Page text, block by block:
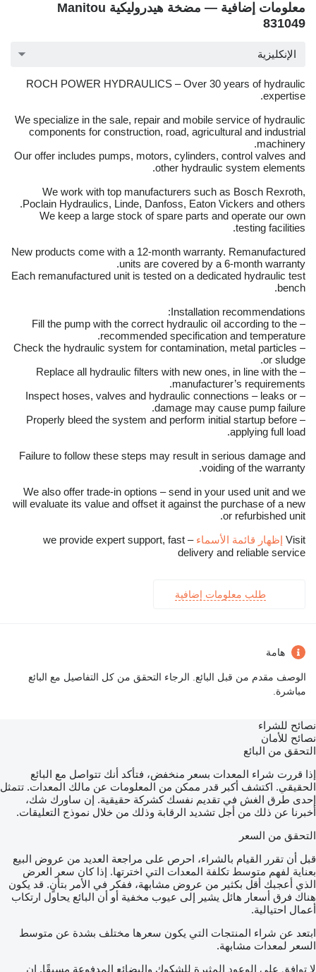
معلومات إضافية — مضخة هيدروليكية Manitou
831049
الإنكليزية
ROCH POWER HYDRAULICS – Over 30 years of hydraulic
expertise.
We specialize in the sale, repair and mobile service of hydraulic
components for construction, road, agricultural and industrial
machinery.
Our offer includes pumps, motors, cylinders, control valves and
other hydraulic system elements.
We work with top manufacturers such as Bosch Rexroth,
Poclain Hydraulics, Linde, Danfoss, Eaton Vickers and others.
We keep a large stock of spare parts and operate our own
testing facilities.
New products come with a 12-month warranty. Remanufactured
units are covered by a 6-month warranty.
Each remanufactured unit is tested on a dedicated hydraulic test
bench.
Installation recommendations:
– Fill the pump with the correct hydraulic oil according to the
recommended specification and temperature.
– Check the hydraulic system for contamination, metal particles
or sludge.
– Replace all hydraulic filters with new ones, in line with the
manufacturer’s requirements.
– Inspect hoses, valves and hydraulic connections – leaks or
damage may cause pump failure.
– Properly bleed the system and perform initial startup before
applying full load.
Failure to follow these steps may result in serious damage and
voiding of the warranty.
We also offer trade-in options – send in your used unit and we
will evaluate its value and offset it against the purchase of a new
or refurbished unit.
Visit إظهار قائمة الأسماء
– we provide expert support, fast
delivery and reliable service
طلب معلومات إضافية
هامة
الوصف مقدم من قبل البائع. الرجاء التحقق من كل التفاصيل مع البائع
مباشرة.
نصائح للشراء
نصائح للأمان
التحقق من البائع
إذا قررت شراء المعدات بسعر منخفض، فتأكد أنك تتواصل مع البائع
الحقيقي. اكتشف أكبر قدر ممكن من المعلومات عن مالك المعدات. تتمثل
إحدى طرق الغش في تقديم نفسك كشركة حقيقية. إن ساورك شك،
أخبرنا عن ذلك من أجل تشديد الرقابة وذلك من خلال نموذج التعليقات.
التحقق من السعر
قبل أن تقرر القيام بالشراء، احرص على مراجعة العديد من عروض البيع
بعناية لفهم متوسط تكلفة المعدات التي اخترتها. إذا كان سعر العرض
الذي أعجبك أقل بكثير من عروض مشابهة، ففكر في الأمر بتأنٍ. قد يكون
هناك فرق أسعار هائل يشير إلى عيوب مخفية أو أن البائع يحاول ارتكاب
أعمال احتيالية.
ابتعد عن شراء المنتجات التي يكون سعرها مختلف بشدة عن متوسط
السعر لمعدات مشابهة.
لا توافق على الوعود المثيرة للشكوك والبضائع المدفوعة مسبقًا. إن